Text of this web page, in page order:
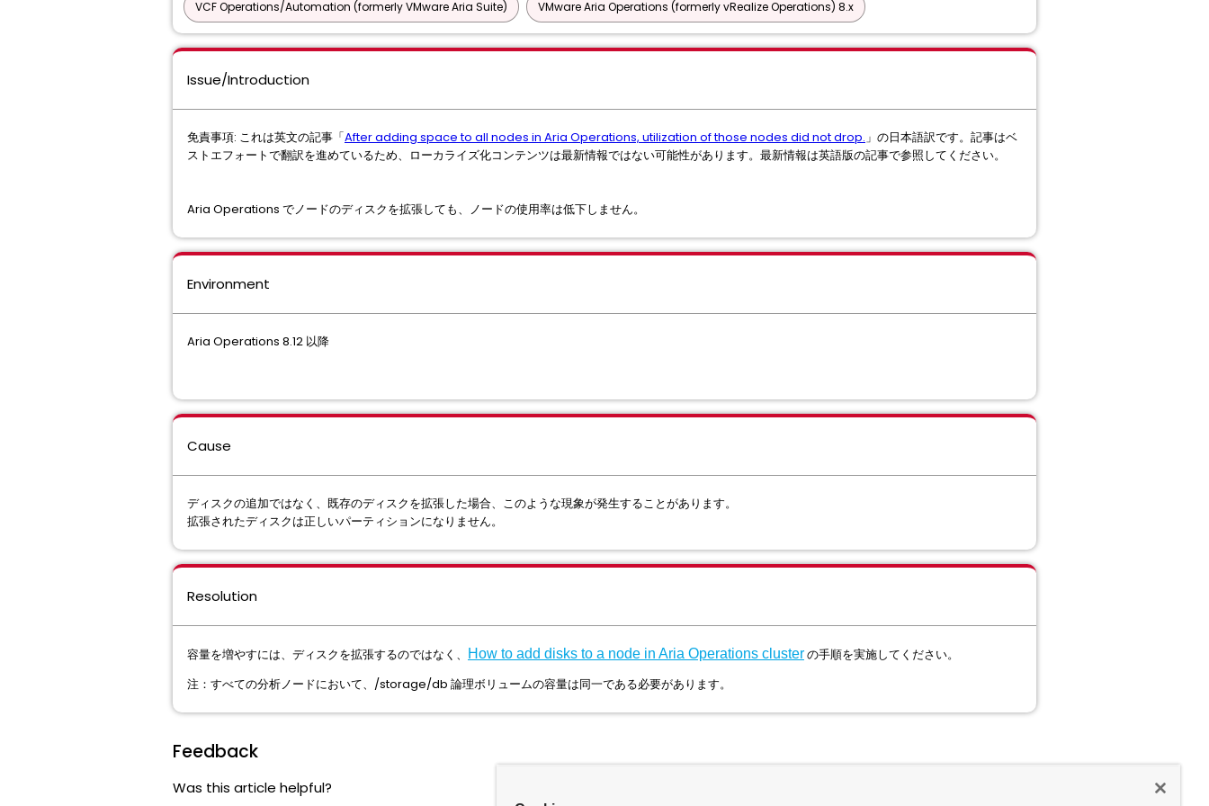
VCF Operations/Automation (formerly VMware Aria Suite) VMware Aria Operations (formerly vRealize Operations) 8.x
Issue/Introduction
免責事項: これは英文の記事「After adding space to all nodes in Aria Operations, utilization of those nodes did not drop.」の日本語訳です。記事はベ
ストエフォートで翻訳を進めているため、ローカライズ化コンテンツは最新情報ではない可能性があります。最新情報は英語版の記事で参照してください。
Aria Operations でノードのディスクを拡張しても、ノードの使用率は低下しません。
Environment
Aria Operations 8.12 以降
Cause
ディスクの追加ではなく、既存のディスクを拡張した場合、このような現象が発生することがあります。
拡張されたディスクは正しいパーティションになりません。
Resolution
容量を増やすには、ディスクを拡張するのではなく、 How to add disks to a node in Aria Operations clusterの手順を実施してください。
注：すべての分析ノードにおいて、/storage/db 論理ボリュームの容量は同一である必要があります。
Feedback
Was this article helpful?